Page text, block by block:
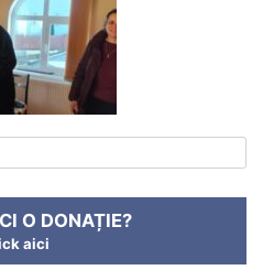
O DONAȚIE?
aici